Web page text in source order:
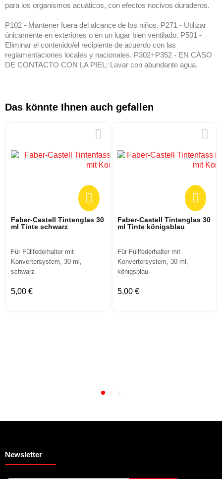
para los organismos acuáticos, con efectos nocivos duraderos.
P102 - Mantener fuera del alcance de los niños. P271 - Utilizar
únicamente en exteriores o en un lugar bien ventilado. P501 -
Eliminar el contenido/el recipiente de acuerdo con las
reglamentaciones locales y nacionales. P302+P352 - EN CASO
DE CONTACTO CON LA PIEL: Lavar con abundante agua.
Das könnte Ihnen auch gefallen
Faber-Castell Tintenglas 30
ml Tinte schwarz
Für Füllfederhalter mit
Konvertersystem, 30 ml,
schwarz
5,00 €
Faber-Castell Tintenglas 30
ml Tinte königsblau
Für Füllfederhalter mit
Konvertersystem, 30 ml,
königsblau
5,00 €
Newsletter